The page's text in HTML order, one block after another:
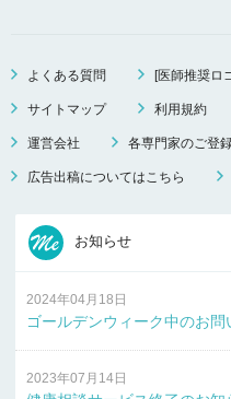
よくある質問 [医師推奨ロ
サイトマップ 利用規約
運営会社 各専門家のご登
広告出稿についてはこちら
お知らせ
2024年04月18日
ゴールデンウィーク中のお
2023年07月14日